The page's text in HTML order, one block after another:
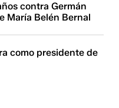
contra Germán
María Belén Bernal
como presidente de